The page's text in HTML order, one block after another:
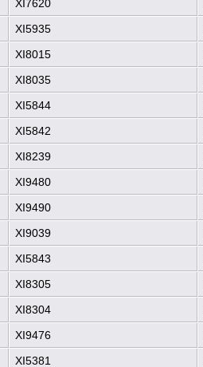
XI7620
XI5935
XI8015
XI8035
XI5844
XI5842
XI8239
XI9480
XI9490
XI9039
XI5843
XI8305
XI8304
XI9476
XI5381